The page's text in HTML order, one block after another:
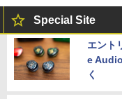
Special Site
エント
e
く